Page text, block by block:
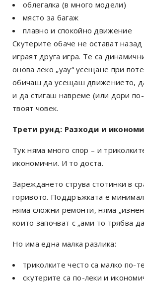
облегалка (в много модели)
място за багаж
плавно и спокойно движение
Скутерите обаче не остават
играят друга игра. Те са
онова леко „уау“ усещане при
обичаш да усещаш движението,
и да стигаш навреме (или дори
твоят човек.
Трети рунд: Разходи и
Тук няма много спор – и
икономични. И то доста.
Зареждането струва стотинки в
горивото. Поддръжката е
няма сложни ремонти, няма
които започват с „ами то трябва
Но има една малка разлика:
триколките често са малко по-
скутерите са по-леки и